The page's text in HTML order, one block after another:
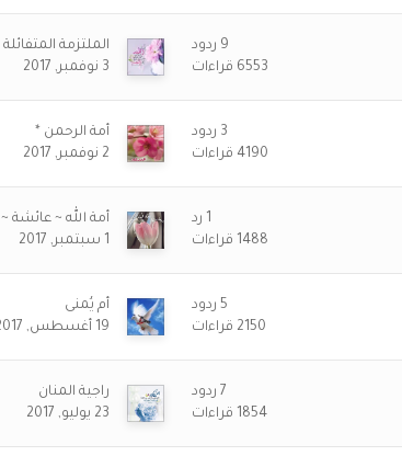
9 ردود
6553 قراءات
الملتزمة المتفائلة
3 نوفمبر, 2017
3 ردود
4190 قراءات
أمة الرحمن *
2 نوفمبر, 2017
1 رد
1488 قراءات
أمة الله ~ عائشة ~
1 سبتمبر, 2017
5 ردود
2150 قراءات
أم يُمنى
19 أغسطس, 2017
7 ردود
1854 قراءات
راجية المنان
23 يوليو, 2017